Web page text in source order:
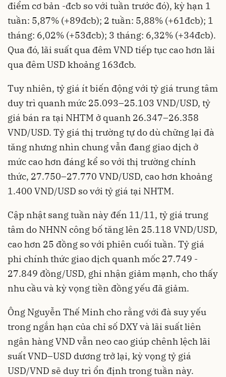
điểm cơ bản -đcb so với tuần trước đó), kỳ hạn 1
tuần: 5,87% (+89đcb); 2 tuần: 5,88% (+61đcb); 1
tháng: 6,02% (+53đcb); 3 tháng: 6,32% (+34đcb).
Qua đó, lãi suất qua đêm VND tiếp tục cao hơn lãi
qua đêm USD khoảng 163đcb.
Tuy nhiên, tỷ giá ít biến động với tỷ giá trung tâm
duy trì quanh mức 25.093–25.103 VND/USD, tỷ
giá bán ra tại NHTM ở quanh 26.347–26.358
VND/USD. Tỷ giá thị trường tự do dù chững lại đà
tăng nhưng nhìn chung vẫn đang giao dịch ở
mức cao hơn đáng kể so với thị trường chính
thức, 27.750–27.770 VND/USD, cao hơn khoảng
1.400 VND/USD so với tỷ giá tại NHTM.
Cập nhật sang tuần này đến 11/11, tỷ giá trung
tâm do NHNN công bố tăng lên 25.118 VND/USD,
cao hơn 25 đồng so với phiên cuối tuần. Tỷ giá
phi chính thức giao dịch quanh mốc 27.749 -
27.849 đồng/USD, ghi nhận giảm mạnh, cho thấy
nhu cầu và kỳ vọng tiền đồng yếu đã giảm.
Ông Nguyễn Thế Minh cho rằng với đà suy yếu
trong ngắn hạn của chỉ số DXY và lãi suất liên
ngân hàng VND vẫn neo cao giúp chênh lệch lãi
suất VND–USD dương trở lại, kỳ vọng tỷ giá
USD/VND sẽ duy trì ổn định trong tuần này.